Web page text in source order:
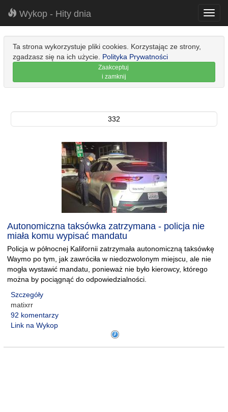
Wykop - Hity dnia
Ta strona wykorzystuje pliki cookies. Korzystając ze strony,
zgadzasz się na ich użycie. Polityka Prywatności
Zaakceptuj
i zamknij
332
Autonomiczna taksówka zatrzymana - policja nie
miała komu wypisać mandatu
Policja w północnej Kalifornii zatrzymała autonomiczną taksówkę
Waymo po tym, jak zawróciła w niedozwolonym miejscu, ale nie
mogła wystawić mandatu, ponieważ nie było kierowcy, którego
można by pociągnąć do odpowiedzialności.
Szczegóły
matixrr
92 komentarzy
Link na Wykop